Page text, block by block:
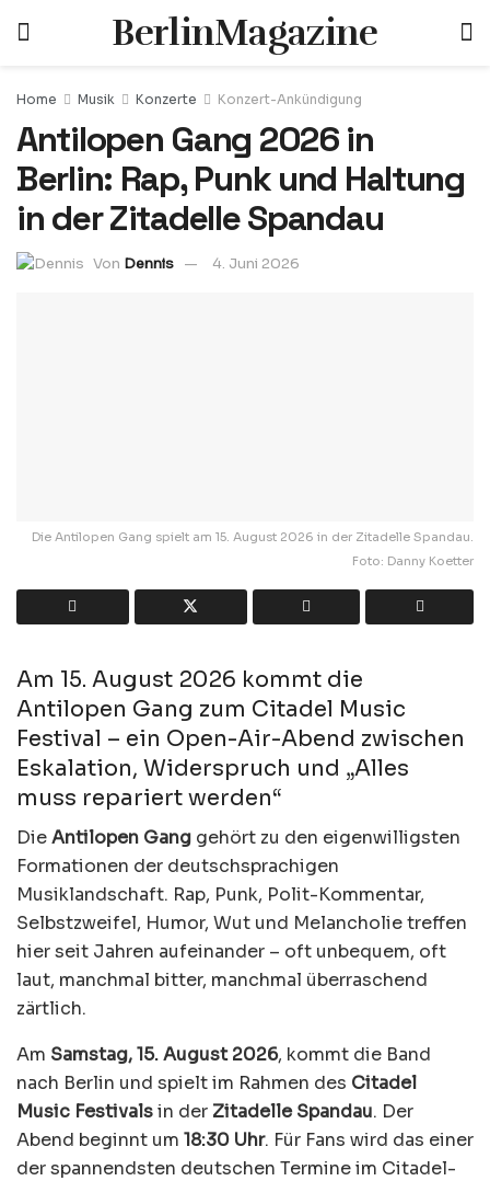
BerlinMagazine
Home Musik Konzerte Konzert-Ankündigung
Antilopen Gang 2026 in
Berlin: Rap, Punk und Haltung
in der Zitadelle Spandau
Von Dennis 4. Juni 2026
Die Antilopen Gang spielt am 15. August 2026 in der Zitadelle Spandau.
Foto: Danny Koetter
Am 15. August 2026 kommt die
Antilopen Gang zum Citadel Music
Festival – ein Open-Air-Abend zwischen
Eskalation, Widerspruch und „Alles
muss repariert werden“
DieAntilopen Gang gehört zu den eigenwilligsten
Formationen der deutschsprachigen
Musiklandschaft. Rap, Punk, Polit-Kommentar,
Selbstzweifel, Humor, Wut und Melancholie treffen
hier seit Jahren aufeinander – oft unbequem, oft
laut, manchmal bitter, manchmal überraschend
zärtlich.
Am Samstag, 15. August 2026, kommt die Band
nach Berlin und spielt im Rahmen des Citadel
Music Festivalsin der Zitadelle Spandau. Der
Abend beginnt um 18:30 Uhr. Für Fans wird das einer
der spannendsten deutschen Termine im Citadel-